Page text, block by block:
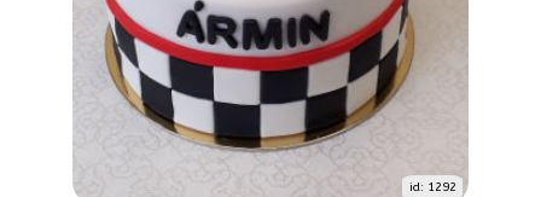
id: 1292